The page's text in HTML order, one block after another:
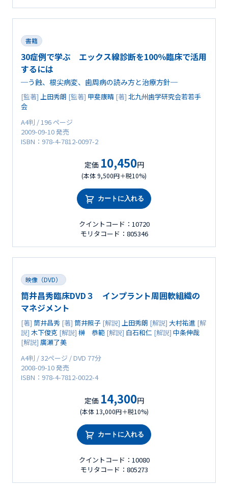
書籍
30症例で学ぶ エックス線診断を100％臨床で活用
するには
─う蝕、根尖病変、歯周病の読み方と治療方針─
[監著] 上田秀朗 [監著] 甲斐康晴 [著] 北九州歯学研究会若若手
会
A4判 / 196 ページ
2009-09-10 発売
ISBN：978-4-7812-0097-2
定価 10,450円
(本体 9,500円＋税10%)
カートに入れる
クイントコード：10720
モリタコード：805346
映像（DVD）
筒井昌秀臨床DVD３ インプラント周囲軟組織の
マネジメント
[著] 筒井昌秀 [著] 筒井照子 [解説] 上田秀朗 [解説] 大村祐進 [解
説] 木下俊克 [解説] 榊 恭範 [解説] 白石和仁 [解説] 中条伸哉
[解説] 廣瀬了美
A4判 / 32ページ / DVD 77分
2008-09-10 発売
ISBN：978-4-7812-0022-4
定価 14,300円
(本体 13,000円＋税10%)
カートに入れる
クイントコード：10080
モリタコード：805273